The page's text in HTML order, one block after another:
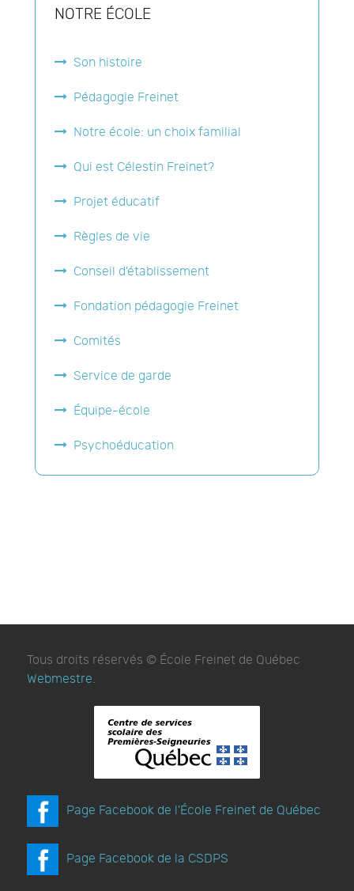
NOTRE ÉCOLE
Son histoire
Pédagogie Freinet
Notre école: un choix familial
Qui est Célestin Freinet?
Projet éducatif
Règles de vie
Conseil d'établissement
Fondation pédagogie Freinet
Comités
Service de garde
Équipe-école
Psychoéducation
Tous droits réservés © École Freinet de Québec
Webmestre.
Page Facebook de l'École Freinet de Québec
Page Facebook de la CSDPS